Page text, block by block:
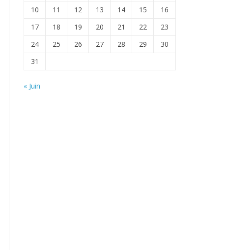
10
11 12 13 14 15
16
17
18 19 20 21 22
23
24
25 26 27 28 29
30
31
« Juin